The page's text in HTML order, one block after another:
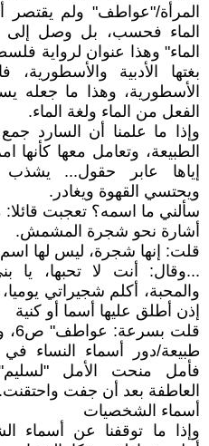
المرأة/"عواطف" ولم يقتصر
الماء فحسب، بل وصل إلى
الماء" وهذا عنوان لرواية
بغتها الأدبية والأسطورية،
الأسطورية، وهذا ما جعله
الفعل من الماء ولغة الماء.
وإذا ما علمنا أن السارد
الطبيعة، وتعامل معها كأنها
إياها عابر حقول... يشذب
ويحتسي القهوة ويغادر.
سألني ما اسمه؟ تعجبت
أشارة نحو شجرة المشمش.
قلت: إنها شجرة، ليس لها
...وقال: أنت لا تحبها، يا
والمحبة، أكلم شجيراتي
إذن أطلق عليها أسما أو كنية
طبيعة/دور أسماء النساء
فأمل منحت الأمل
العاطفة بعد أن جفت واحتقنت.
أسماء الشخصيات
وإذا ما توقفنا عن أسماء